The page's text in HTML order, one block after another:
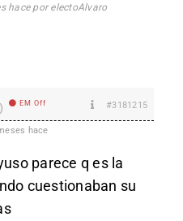
hace por electoAlvaro
EM Off #3181215
hace
parece q es la
cuestionaban su